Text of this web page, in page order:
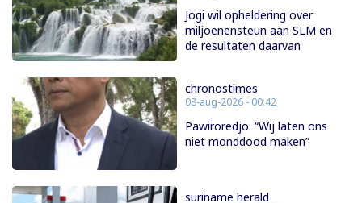
Jogi wil opheldering over
miljoenensteun aan SLM en
de resultaten daarvan
chronostimes
08-aug-2026 - 00:42
Pawiroredjo: “Wij laten ons
niet monddood maken”
suriname herald